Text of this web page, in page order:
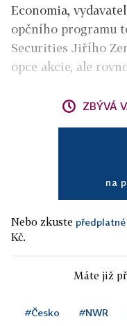
Economia,
opčního programu
Securities Jiřího
opce akcie, ale
ZBÝVÁ
na
Nebo zkuste
Kč.
Máte již
#Česko #NWR